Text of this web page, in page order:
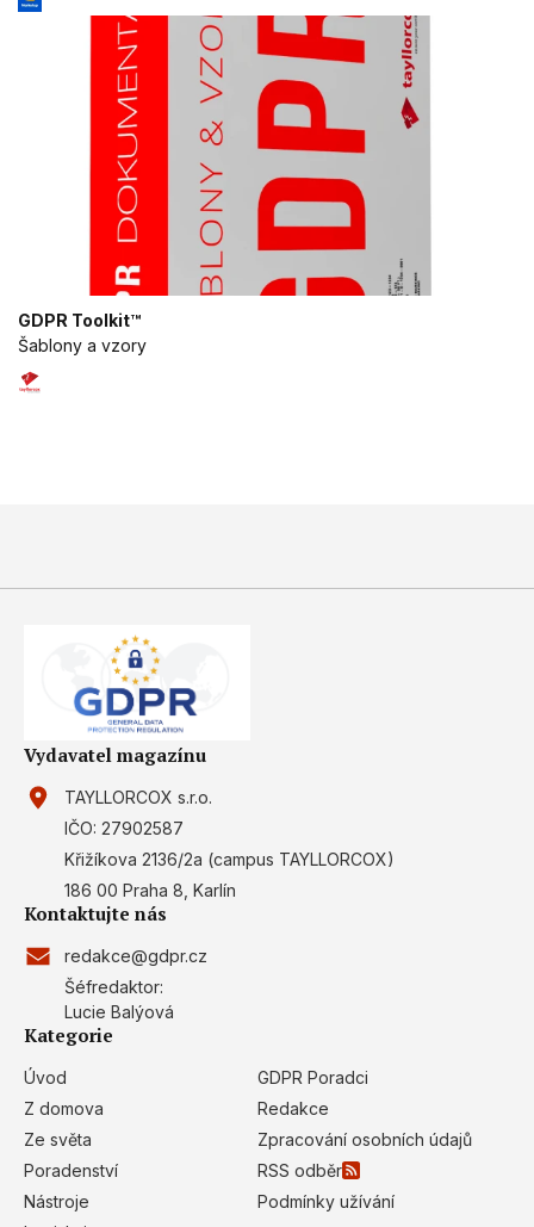
GDPR Toolkit™
Šablony a vzory
Vydavatel magazínu
TAYLLORCOX s.r.o.
IČO: 27902587
Křižíkova 2136/2a (campus TAYLLORCOX)
186 00 Praha 8, Karlín
Kontaktujte nás
redakce@gdpr.cz
Šéfredaktor:
Lucie Balýová
Kategorie
Úvod
Z domova
Ze světa
Poradenství
Nástroje
GDPR Poradci
Redakce
Zpracování osobních údajů
RSS odběr
Podmínky užívání